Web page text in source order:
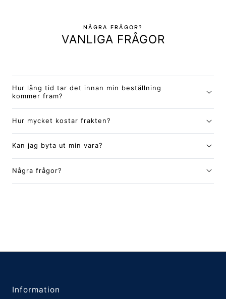
NÅGRA FRÅGOR?
VANLIGA FRÅGOR
Hur lång tid tar det innan min beställning
kommer fram?
Hur mycket kostar frakten?
Kan jag byta ut min vara?
Några frågor?
Information